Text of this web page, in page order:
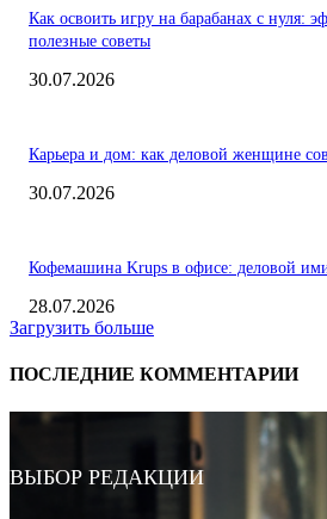
Как освоить игру на барабанах с нуля:
полезные советы
30.07.2026
Карьера и дом: как деловой женщине
30.07.2026
Кофемашина Krups в офисе: деловой
28.07.2026
Загрузить больше
ПОСЛЕДНИЕ КОММЕНТАРИИ
ВЫБОР РЕДАКЦИИ